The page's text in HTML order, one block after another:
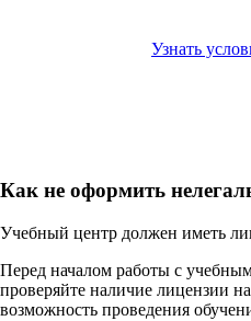
Узнать
Как не оформить
Учебный центр должен иметь
Перед началом работы с
проверяйте наличие лицензии
возможность проведения